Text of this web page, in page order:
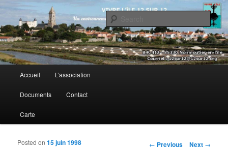
Vivre l’île 12 sur 12
Skip to primary content
Skip to secondary content
Accueil L’association
Documents Contact
Carte
Post navigation
← Previous Next →
Posted on15 juin 1998